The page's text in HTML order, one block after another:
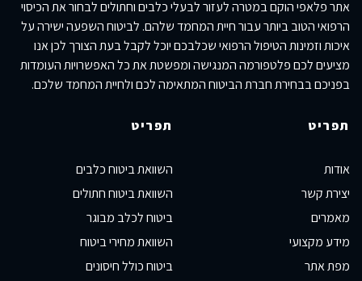
אתר פלאפי הוקם במטרה לעזור לבעלי כלבים וחתולים לבחור את הכיסוי
הרפואי הטוב ביותר עבור חיית המחמד שלהם. לביטוח השפעה ישירה על
איכות וזמינות הטיפול הרפואי שכלבכם יוכל לקבל בעת הצורך לכן אנו
מציעים לכם פלטפורמה המנגישה ומפשטת את כל האפשרויות העומדות
בפניכם בבחירת חברת הביטוח המתאימה לכם ולחיית המחמד שלכם.
תפריט
אודות
יצירת קשר
מאמרים
מידע מקצועי
מפת אתר
תפריט
השוואת ביטוח כלבים
השוואת ביטוח חתולים
ביטוח לכלב מבוגר
השוואת מחירי ביטוח
ביטוח כולל חיסונים